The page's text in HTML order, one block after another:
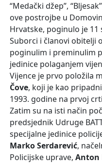
“Medački džep”,
ove postrojbe u
Hrvatske, poginulo je 11
Suborci i članovi obitelji
poginulim i preminulim
jedinice polaganjem
Vijence je prvo položila
Čove, koji je kao
1993. godine na prvoj
Zatim su na isti način
predsjednik Udruge
specijalne jedinice
Marko Serdarević,
Policijske uprave, Anton